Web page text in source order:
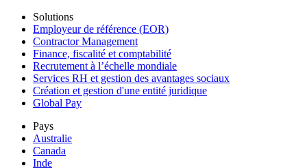
Solutions
Employeur de référence (EOR)
Contractor Management
Finance, fiscalité et comptabilité
Recrutement à l’échelle mondiale
Services RH et gestion des avantages sociaux
Création et gestion d'une entité juridique
Global Pay
Pays
Australie
Canada
Inde